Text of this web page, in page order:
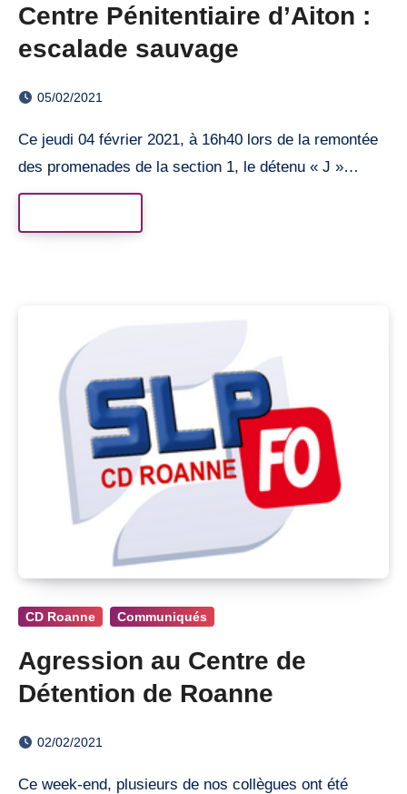
Centre Pénitentiaire d’Aiton :
escalade sauvage
05/02/2021
Ce jeudi 04 février 2021, à 16h40 lors de la remontée
des promenades de la section 1, le détenu « J »…
CD Roanne Communiqués
Agression au Centre de
Détention de Roanne
02/02/2021
Ce week-end, plusieurs de nos collègues ont été